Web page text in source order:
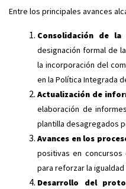
Entre los principales avances
Consolidación de
designación formal de
la incorporación del
en la Política Integrada
Actualización de
elaboración de
plantilla desagregados
Avances en los
positivas en
para reforzar la
Desarrollo del